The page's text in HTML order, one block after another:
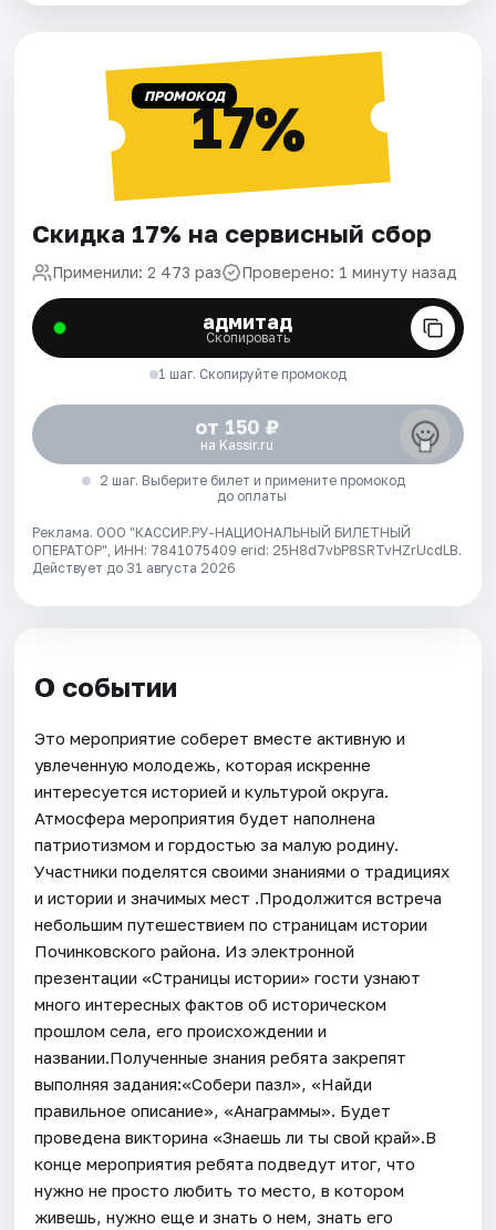
ПРОМОКОД17%
Скидка 17% на сервисный сбор
Применили: 2 473 раз Проверено: 1 минуту назад
адмитад
Скопировать
1 шаг. Скопируйте промокод
от 150 ₽
на Kassir.ru
2 шаг. Выберите билет и примените промокод
до оплаты
Реклама. ООО "КАССИР.РУ-НАЦИОНАЛЬНЫЙ БИЛЕТНЫЙ
ОПЕРАТОР", ИНН: 7841075409 erid: 25H8d7vbP8SRTvHZrUcdLB.
Действует до 31 августа 2026
О событии
Это мероприятие соберет вместе активную и
увлеченную молодежь, которая искренне
интересуется историей и культурой округа.
Атмосфера мероприятия будет наполнена
патриотизмом и гордостью за малую родину.
Участники поделятся своими знаниями о традициях
и истории и значимых мест .Продолжится встреча
небольшим путешествием по страницам истории
Починковского района. Из электронной
презентации «Страницы истории» гости узнают
много интересных фактов об историческом
прошлом села, его происхождении и
названии.Полученные знания ребята закрепят
выполняя задания:«Собери пазл», «Найди
правильное описание», «Анаграммы». Будет
проведена викторина «Знаешь ли ты свой край».В
конце мероприятия ребята подведут итог, что
нужно не просто любить то место, в котором
живешь, нужно еще и знать о нем, знать его